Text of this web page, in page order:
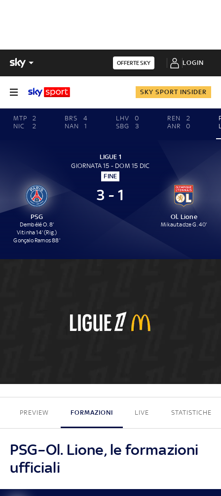
OFFERTE SKY LOGIN
SKY SPORT INSIDER
MTP
2
NIC
2
BRS
4
NAN
1
LHV
0
SBG
3
REN
2
ANR
0
LIGUE 1
GIORNATA 15 - DOM 15 DIC
FINE
PSG
Dembélé O. 8'
Vitinha 14' (Rig.)
Gonçalo Ramos 88'
3 - 1
Ol. Lione
Mikautadze G. 40'
3 - 1
PREVIEW FORMAZIONI LIVE STATISTICHE
PSG–Ol. Lione, le formazioni
ufficiali